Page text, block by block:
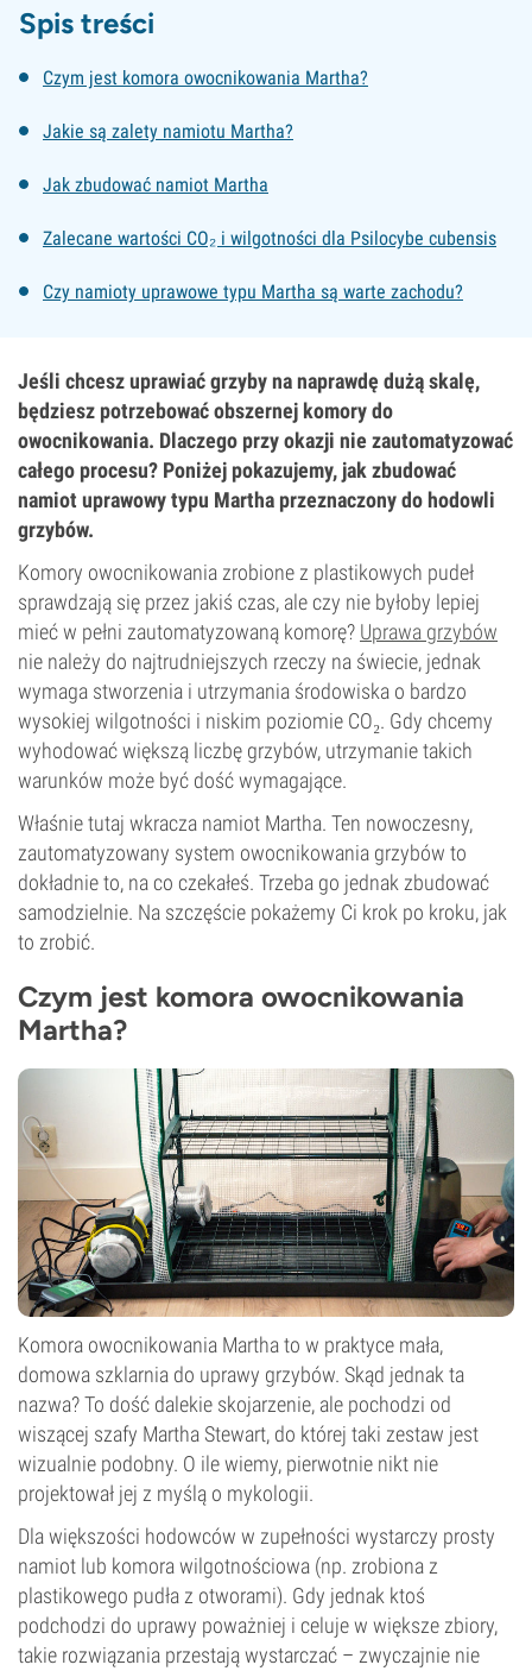
Spis treści
Czym jest komora owocnikowania Martha?
Jakie są zalety namiotu Martha?
Jak zbudować namiot Martha
Zalecane wartości CO₂ i wilgotności dla Psilocybe cubensis
Czy namioty uprawowe typu Martha są warte zachodu?
Jeśli chcesz uprawiać grzyby na naprawdę dużą skalę,
będziesz potrzebować obszernej komory do
owocnikowania. Dlaczego przy okazji nie zautomatyzować
całego procesu? Poniżej pokazujemy, jak zbudować
namiot uprawowy typu Martha przeznaczony do hodowli
grzybów.
Komory owocnikowania zrobione z plastikowych pudeł
sprawdzają się przez jakiś czas, ale czy nie byłoby lepiej
mieć w pełni zautomatyzowaną komorę? Uprawa grzybów
nie należy do najtrudniejszych rzeczy na świecie, jednak
wymaga stworzenia i utrzymania środowiska o bardzo
wysokiej wilgotności i niskim poziomie CO₂. Gdy chcemy
wyhodować większą liczbę grzybów, utrzymanie takich
warunków może być dość wymagające.
Właśnie tutaj wkracza namiot Martha. Ten nowoczesny,
zautomatyzowany system owocnikowania grzybów to
dokładnie to, na co czekałeś. Trzeba go jednak zbudować
samodzielnie. Na szczęście pokażemy Ci krok po kroku, jak
to zrobić.
Czym jest komora owocnikowania
Martha?
Komora owocnikowania Martha to w praktyce mała,
domowa szklarnia do uprawy grzybów. Skąd jednak ta
nazwa? To dość dalekie skojarzenie, ale pochodzi od
wiszącej szafy Martha Stewart, do której taki zestaw jest
wizualnie podobny. O ile wiemy, pierwotnie nikt nie
projektował jej z myślą o mykologii.
Dla większości hodowców w zupełności wystarczy prosty
namiot lub komora wilgotnościowa (np. zrobiona z
plastikowego pudła z otworami). Gdy jednak ktoś
podchodzi do uprawy poważniej i celuje w większe zbiory,
takie rozwiązania przestają wystarczać – zwyczajnie nie